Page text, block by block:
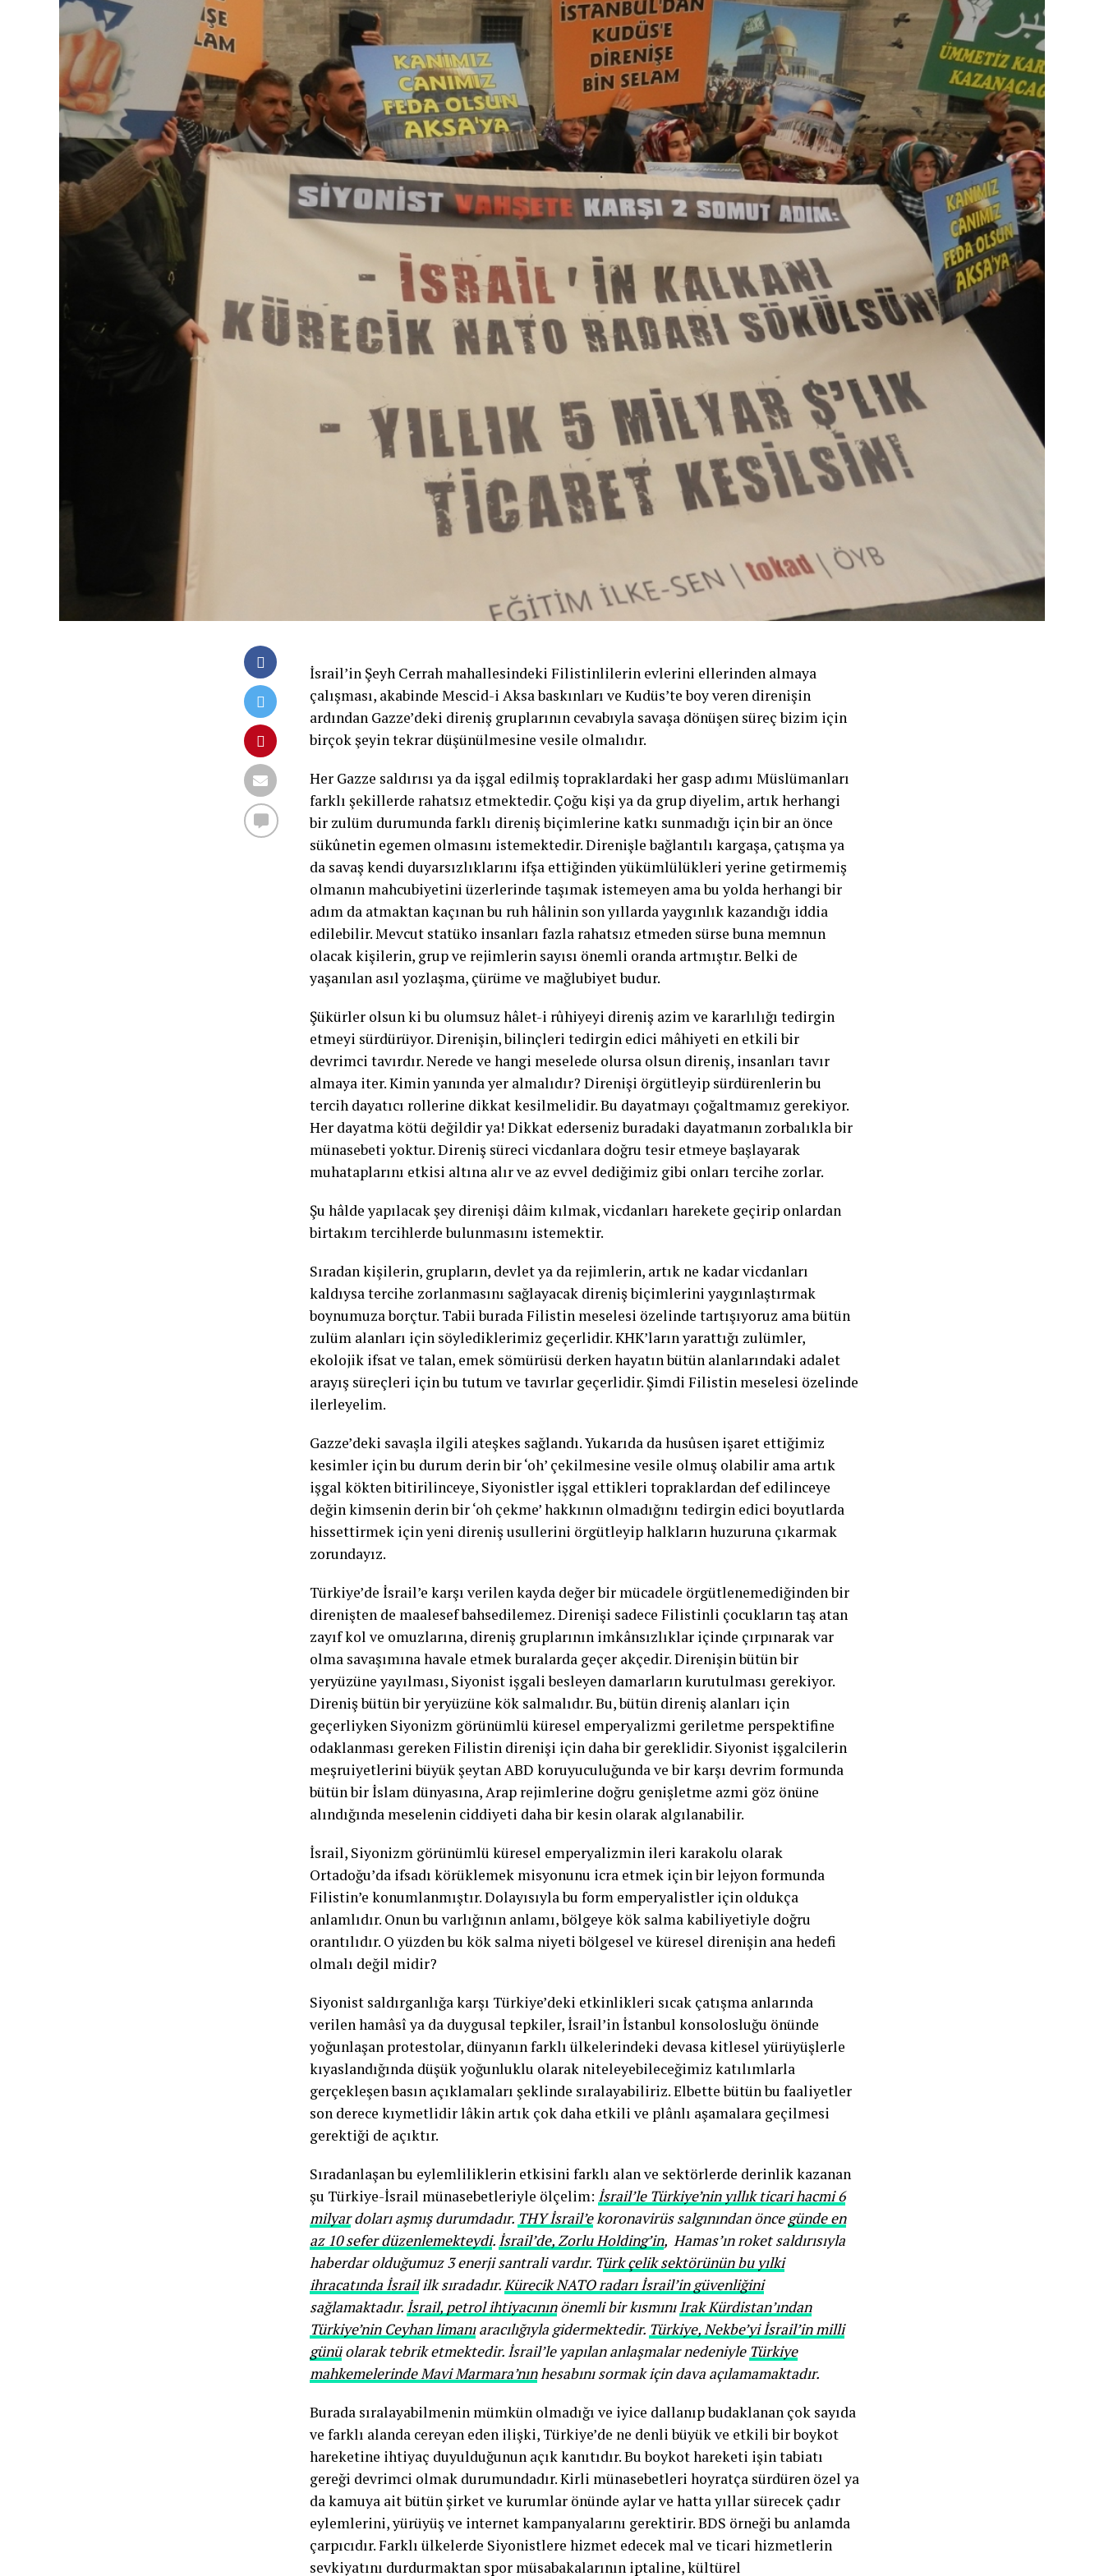
İsrail’in Şeyh Cerrah mahallesindeki Filistinlilerin evlerini ellerinden almaya
çalışması, akabinde Mescid-i Aksa baskınları ve Kudüs’te boy veren direnişin
ardından Gazze’deki direniş gruplarının cevabıyla savaşa dönüşen süreç bizim için
birçok şeyin tekrar düşünülmesine vesile olmalıdır.
Her Gazze saldırısı ya da işgal edilmiş topraklardaki her gasp adımı Müslümanları
farklı şekillerde rahatsız etmektedir. Çoğu kişi ya da grup diyelim, artık herhangi
bir zulüm durumunda farklı direniş biçimlerine katkı sunmadığı için bir an önce
sükûnetin egemen olmasını istemektedir. Direnişle bağlantılı kargaşa, çatışma ya
da savaş kendi duyarsızlıklarını ifşa ettiğinden yükümlülükleri yerine getirmemiş
olmanın mahcubiyetini üzerlerinde taşımak istemeyen ama bu yolda herhangi bir
adım da atmaktan kaçınan bu ruh hâlinin son yıllarda yaygınlık kazandığı iddia
edilebilir. Mevcut statüko insanları fazla rahatsız etmeden sürse buna memnun
olacak kişilerin, grup ve rejimlerin sayısı önemli oranda artmıştır. Belki de
yaşanılan asıl yozlaşma, çürüme ve mağlubiyet budur.
Şükürler olsun ki bu olumsuz hâlet-i rûhiyeyi direniş azim ve kararlılığı tedirgin
etmeyi sürdürüyor. Direnişin, bilinçleri tedirgin edici mâhiyeti en etkili bir
devrimci tavırdır. Nerede ve hangi meselede olursa olsun direniş, insanları tavır
almaya iter. Kimin yanında yer almalıdır? Direnişi örgütleyip sürdürenlerin bu
tercih dayatıcı rollerine dikkat kesilmelidir. Bu dayatmayı çoğaltmamız gerekiyor.
Her dayatma kötü değildir ya! Dikkat ederseniz buradaki dayatmanın zorbalıkla bir
münasebeti yoktur. Direniş süreci vicdanlara doğru tesir etmeye başlayarak
muhataplarını etkisi altına alır ve az evvel dediğimiz gibi onları tercihe zorlar.
Şu hâlde yapılacak şey direnişi dâim kılmak, vicdanları harekete geçirip onlardan
birtakım tercihlerde bulunmasını istemektir.
Sıradan kişilerin, grupların, devlet ya da rejimlerin, artık ne kadar vicdanları
kaldıysa tercihe zorlanmasını sağlayacak direniş biçimlerini yaygınlaştırmak
boynumuza borçtur. Tabii burada Filistin meselesi özelinde tartışıyoruz ama bütün
zulüm alanları için söylediklerimiz geçerlidir. KHK’ların yarattığı zulümler,
ekolojik ifsat ve talan, emek sömürüsü derken hayatın bütün alanlarındaki adalet
arayış süreçleri için bu tutum ve tavırlar geçerlidir. Şimdi Filistin meselesi özelinde
ilerleyelim.
Gazze’deki savaşla ilgili ateşkes sağlandı. Yukarıda da husûsen işaret ettiğimiz
kesimler için bu durum derin bir ‘oh’ çekilmesine vesile olmuş olabilir ama artık
işgal kökten bitirilinceye, Siyonistler işgal ettikleri topraklardan def edilinceye
değin kimsenin derin bir ‘oh çekme’ hakkının olmadığını tedirgin edici boyutlarda
hissettirmek için yeni direniş usullerini örgütleyip halkların huzuruna çıkarmak
zorundayız.
Türkiye’de İsrail’e karşı verilen kayda değer bir mücadele örgütlenemediğinden bir
direnişten de maalesef bahsedilemez. Direnişi sadece Filistinli çocukların taş atan
zayıf kol ve omuzlarına, direniş gruplarının imkânsızlıklar içinde çırpınarak var
olma savaşımına havale etmek buralarda geçer akçedir. Direnişin bütün bir
yeryüzüne yayılması, Siyonist işgali besleyen damarların kurutulması gerekiyor.
Direniş bütün bir yeryüzüne kök salmalıdır. Bu, bütün direniş alanları için
geçerliyken Siyonizm görünümlü küresel emperyalizmi geriletme perspektifine
odaklanması gereken Filistin direnişi için daha bir gereklidir. Siyonist işgalcilerin
meşruiyetlerini büyük şeytan ABD koruyuculuğunda ve bir karşı devrim formunda
bütün bir İslam dünyasına, Arap rejimlerine doğru genişletme azmi göz önüne
alındığında meselenin ciddiyeti daha bir kesin olarak algılanabilir.
İsrail, Siyonizm görünümlü küresel emperyalizmin ileri karakolu olarak
Ortadoğu’da ifsadı körüklemek misyonunu icra etmek için bir lejyon formunda
Filistin’e konumlanmıştır. Dolayısıyla bu form emperyalistler için oldukça
anlamlıdır. Onun bu varlığının anlamı, bölgeye kök salma kabiliyetiyle doğru
orantılıdır. O yüzden bu kök salma niyeti bölgesel ve küresel direnişin ana hedefi
olmalı değil midir?
Siyonist saldırganlığa karşı Türkiye’deki etkinlikleri sıcak çatışma anlarında
verilen hamâsî ya da duygusal tepkiler, İsrail’in İstanbul konsolosluğu önünde
yoğunlaşan protestolar, dünyanın farklı ülkelerindeki devasa kitlesel yürüyüşlerle
kıyaslandığında düşük yoğunluklu olarak niteleyebileceğimiz katılımlarla
gerçekleşen basın açıklamaları şeklinde sıralayabiliriz. Elbette bütün bu faaliyetler
son derece kıymetlidir lâkin artık çok daha etkili ve plânlı aşamalara geçilmesi
gerektiği de açıktır.
Sıradanlaşan bu eylemliliklerin etkisini farklı alan ve sektörlerde derinlik kazanan
şu Türkiye-İsrail münasebetleriyle ölçelim: İsrail’le Türkiye’nin yıllık ticari hacmi 6
milyardoları aşmış durumdadır. THY İsrail’ekoronavirüs salgınından öncegünde en
az 10 sefer düzenlemekteydi. İsrail’de, Zorlu Holding’in, Hamas’ın roket saldırısıyla
haberdar olduğumuz 3 enerji santrali vardır. Türk çelik sektörünün bu yılki
ihracatında İsraililk sıradadır.Kürecik NATO radarı İsrail’in güvenliğini
sağlamaktadır. İsrail, petrol ihtiyacınınönemli bir kısmınıIrak Kürdistan’ından
Türkiye’nin Ceyhan limanıaracılığıyla gidermektedir. Türkiye, Nekbe’yi İsrail’in milli
günüolarak tebrik etmektedir. İsrail’le yapılan anlaşmalar nedeniyle Türkiye
mahkemelerinde Mavi Marmara’nınhesabını sormak için dava açılamamaktadır.
Burada sıralayabilmenin mümkün olmadığı ve iyice dallanıp budaklanan çok sayıda
ve farklı alanda cereyan eden ilişki, Türkiye’de ne denli büyük ve etkili bir boykot
hareketine ihtiyaç duyulduğunun açık kanıtıdır. Bu boykot hareketi işin tabiatı
gereği devrimci olmak durumundadır. Kirli münasebetleri hoyratça sürdüren özel ya
da kamuya ait bütün şirket ve kurumlar önünde aylar ve hatta yıllar sürecek çadır
eylemlerini, yürüyüş ve internet kampanyalarını gerektirir. BDS örneği bu anlamda
çarpıcıdır. Farklı ülkelerde Siyonistlere hizmet edecek mal ve ticari hizmetlerin
sevkiyatını durdurmaktan spor müsabakalarının iptaline, kültürel